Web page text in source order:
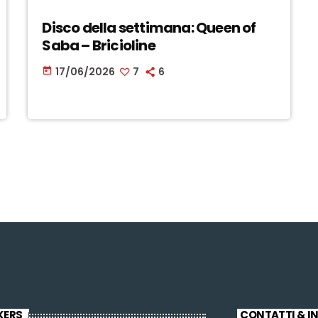
Disco della settimana: Queen of
Saba – Bricioline
today 17/06/2026 7 6
CONTATTI &